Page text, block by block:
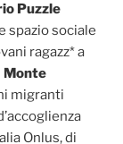
Puzzle
spazio sociale
ragazz* a
Monte
migranti
Onlus, di